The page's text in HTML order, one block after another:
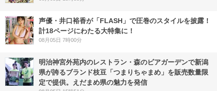
声優・井口裕香が「FLASH」で圧巻のスタイルを披露！
計18ページにわたる大特集に！
08月05日 7時00分
明治神宮外苑内のレストラン・森のビアガーデンで新潟
県が誇るブランド枝豆「つまりちゃまめ」を販売数量限
定で提供。えだまめ県の魅力を発信